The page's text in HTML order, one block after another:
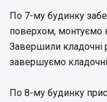
По 7-му будинку
поверхом, монтуємо
Завершили кладочні
завершуємо
По 8-му будинку